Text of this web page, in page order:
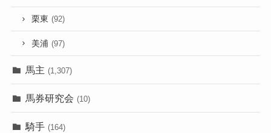
栗東 (92)
美浦 (97)
馬主 (1,307)
馬券研究会 (10)
騎手 (164)